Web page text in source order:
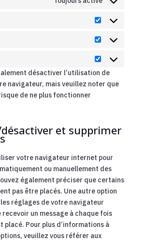
Préférences
Statistiques
Marketing
désactiver l’utilisation de
navigateur, mais veuillez noter que
de ne plus fonctionner
et supprimer
votre navigateur internet pour
ou manuellement des
également préciser que certains
pas être placés. Une autre option
réglages de votre navigateur
un message à chaque fois
placé. Pour plus d’informations à
veuillez vous référer aux